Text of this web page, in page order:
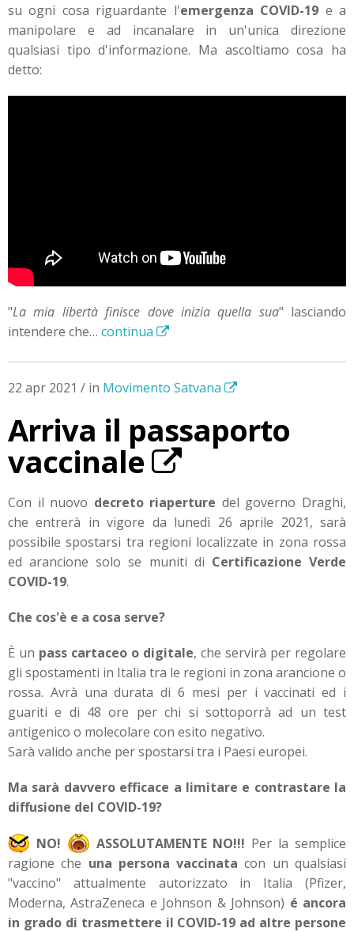
su ogni cosa riguardante l'emergenza COVID-19 e a
manipolare e ad incanalare in un'unica direzione
qualsiasi tipo d'informazione. Ma ascoltiamo cosa ha
detto:
"La mia libertà finisce dove inizia quella sua" lasciando
intendere che… continua
22 apr 2021 / in Movimento Satvana
Arriva il passaporto
vaccinale
Con il nuovo decreto riaperture del governo Draghi,
che entrerà in vigore da lunedì 26 aprile 2021, sarà
possibile spostarsi tra regioni localizzate in zona rossa
ed arancione solo se muniti di Certificazione Verde
COVID-19.
Che cos'è e a cosa serve?
È un pass cartaceo o digitale, che servirà per regolare
gli spostamenti in Italia tra le regioni in zona arancione o
rossa. Avrà una durata di 6 mesi per i vaccinati ed i
guariti e di 48 ore per chi si sottoporrà ad un test
antigenico o molecolare con esito negativo.
Sarà valido anche per spostarsi tra i Paesi europei.
Ma sarà davvero efficace a limitare e contrastare la
diffusione del COVID-19?
NO! ASSOLUTAMENTE NO!!! Per la semplice
ragione che una persona vaccinata con un qualsiasi
"vaccino" attualmente autorizzato in Italia (Pfizer,
Moderna, AstraZeneca e Johnson & Johnson) é ancora
in grado di trasmettere il COVID-19 ad altre persone